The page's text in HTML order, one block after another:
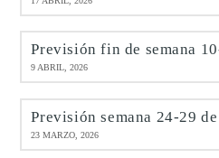
Previsión fin de semana
9 ABRIL, 2026
Previsión semana 24-29
23 MARZO, 2026